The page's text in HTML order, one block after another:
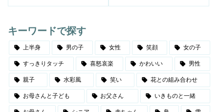
キーワードで探す
上半身 男の子 女性 笑顔 女の子
すっきりタッチ 喜怒哀楽 かわいい 男性
親子 水彩風 笑い 花との組み合わせ
お母さんと子ども お父さん いきものと一緒